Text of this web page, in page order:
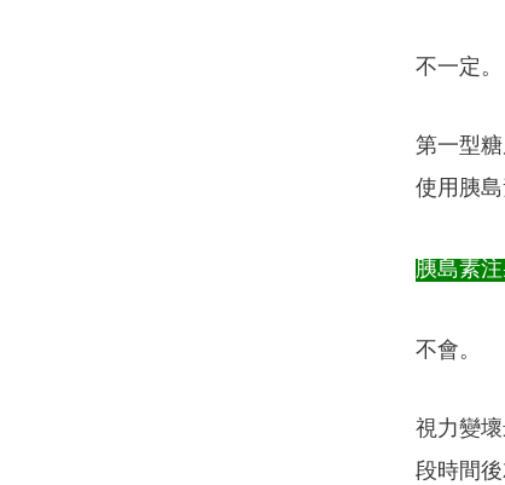
不一定。
第一型
使用胰
胰島素
不會。
視力變
段時間